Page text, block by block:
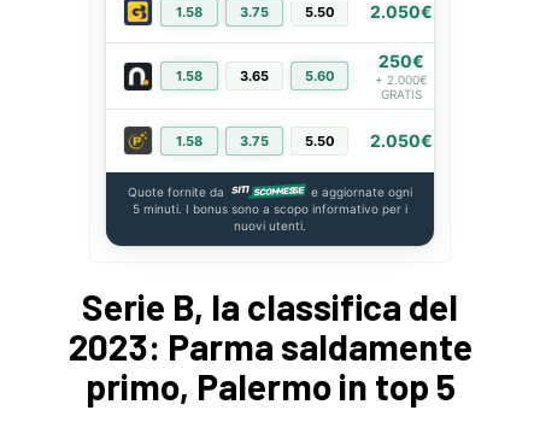
1.58 3.75 5.50 2.050€
1.58 3.65 5.60
250€
+ 2.000€
GRATIS
1.58 3.75 5.50 2.050€
Quote fornite da
e aggiornate ogni
5 minuti. I bonus sono a scopo informativo per i
nuovi utenti.
Serie B, la classifica del
2023: Parma saldamente
primo, Palermo in top 5